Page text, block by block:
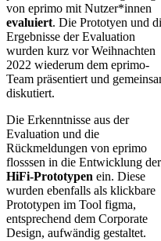
von eprimo mit Nutzer*innen
evaluiert. Die Prototyen und
Ergebnisse der Evaluation
wurden kurz vor Weihnachten
2022 wiederum dem eprimo-
Team präsentiert und
diskutiert.
Die Erkenntnisse aus der
Evaluation und die
Rückmeldungen von eprimo
flosssen in die Entwicklung der
HiFi-Prototypen ein. Diese
wurden ebenfalls als klickbare
Prototypen im Tool figma,
entsprechend dem Corporate
Design, aufwändig gestaltet.